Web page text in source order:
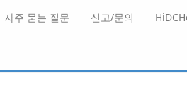
자주 묻는 질문 신고/문의